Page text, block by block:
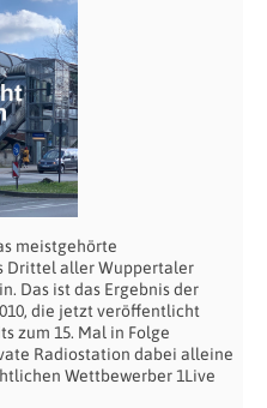
meistgehörte
Drittel aller Wuppertaler
Das ist das Ergebnis der
die jetzt veröffentlicht
zum 15. Mal in Folge
Radiostation dabei alleine
Wettbewerber 1Live